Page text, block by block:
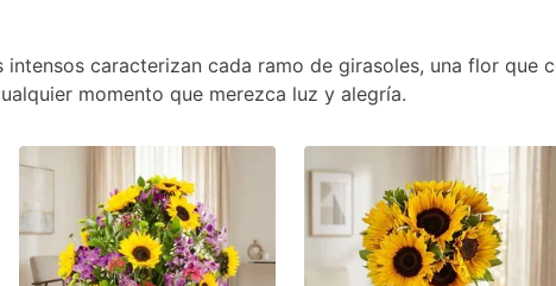
caracterizan cada ramo de girasoles, una flor que
momento que merezca luz y alegría.
5
tulipanes amarillos